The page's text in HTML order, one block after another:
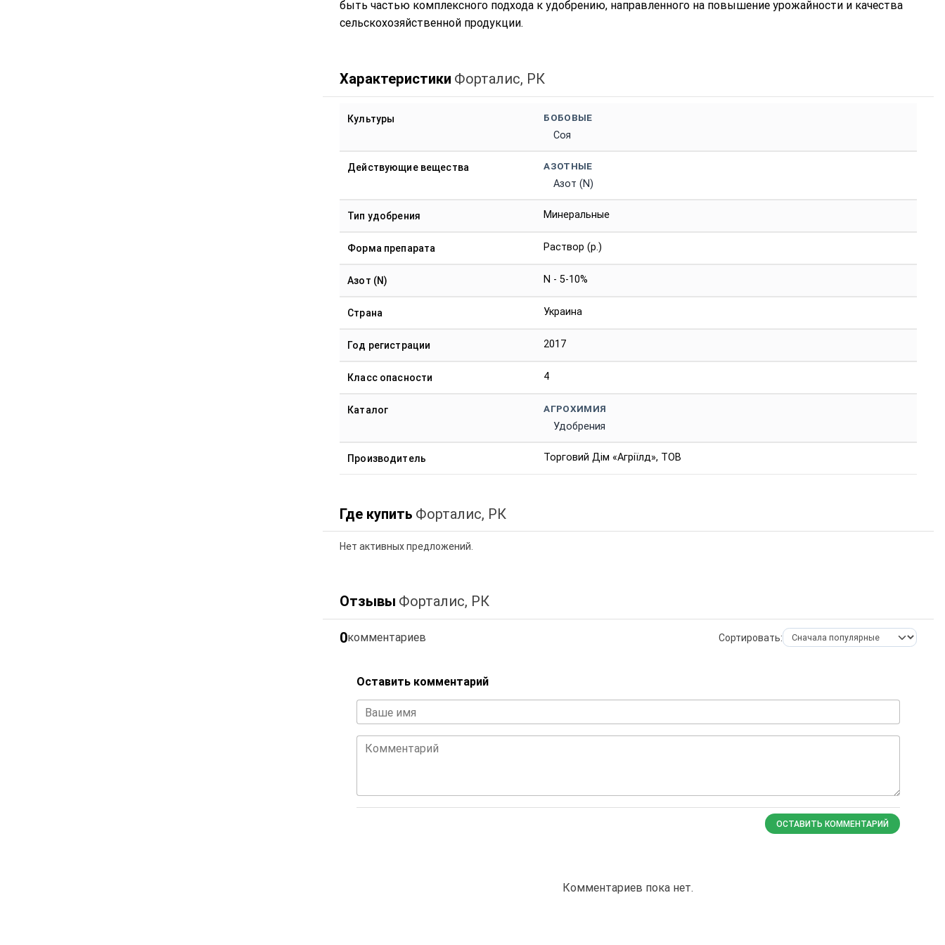
быть частью комплексного подхода к удобрению, направленного на повышение урожайности и качества
сельскохозяйственной продукции.
Характеристики Форталис, РК
Культуры БОБОВЫЕ
Соя
Действующие вещества АЗОТНЫЕ
Азот (N)
Тип удобрения Минеральные
Форма препарата Раствор (р.)
Азот (N) N - 5-10%
Страна Украина
Год регистрации 2017
Класс опасности 4
Каталог АГРОХИМИЯ
Удобрения
Производитель Торговий Дім «Агріїлд», ТОВ
Где купить Форталис, РК
Нет активных предложений.
Отзывы Форталис, РК
0комментариев Сортировать:
Оставить комментарий
Ваше имя
Комментарий
ОСТАВИТЬ КОММЕНТАРИЙ
Комментариев пока нет.